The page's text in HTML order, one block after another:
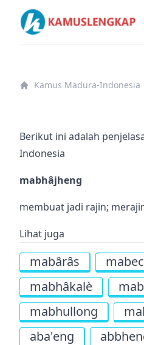
Kamus Lengkap Madura-
Kamus Madura-Indonesia
Berikut ini adalah
Indonesia
mabhâjheng
membuat jadi rajin;
Lihat juga
mabârâs
mabhâkalè
mabhullong
aba'eng